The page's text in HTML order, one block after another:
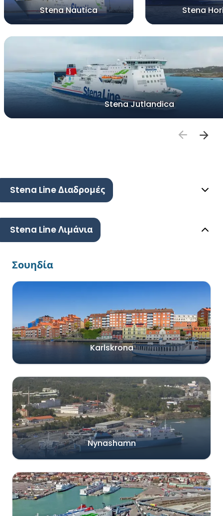
Stena Nautica Stena
Stena Jutlandica
Stena Line Διαδρομές
Stena Line Λιμάνια
Σουηδία
Karlskrona
Nynashamn